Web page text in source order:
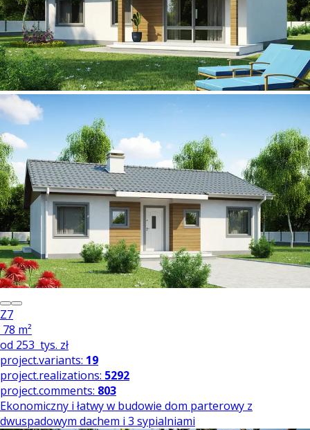
Z7
78 m²
od 253 tys. zł
project.variants: 19
project.realizations: 5292
project.comments: 803
Ekonomiczny i łatwy w budowie dom parterowy z
dwuspadowym dachem i 3 sypialniami